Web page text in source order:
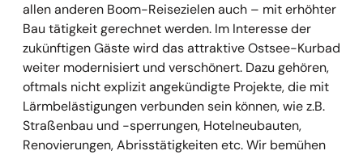
allen anderen Boom-Reisezielen auch – mit erhöhter
Bau tätigkeit gerechnet werden. Im Interesse der
zukünftigen Gäste wird das attraktive Ostsee-Kurbad
weiter modernisiert und verschönert. Dazu gehören,
oftmals nicht explizit angekündigte Projekte, die mit
Lärmbelästigungen verbunden sein können, wie z.B.
Straßenbau und -sperrungen, Hotelneubauten,
Renovierungen, Abrisstätigkeiten etc. Wir bemühen